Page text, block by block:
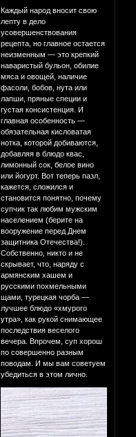
Каждый народ вносит свою
лепту в дело
усовершенствования
рецепта, но главное остается
неизменным — это крепкий
наваристый бульон, обилие
мяса и овощей, наличие
фасоли, бобов, нута или
лапши, пряные специи и
густая консистенция. И
главная особенность —
обязательная кисловатая
нотка, которой добиваются,
добавляя в блюдо квас,
лимонный сок, белое вино
или йогурт. Вот теперь пазл,
кажется, сложился и
становится понятно, почему
супчик так любим мужским
населением (берите на
вооружение перед Днем
защитника Отечества!).
Собственно, никто и не
скрывает, что, наряду с
армянским хашем и
русскими похмельными
щами, турецкая чорба —
лучшее блюдо «хмурого
утра», как рукой снимающее
последствия веселого
вечера. Впрочем, суп хорош
по совершенно разным
поводам. И мы вам советуем
убедиться в этом лично.